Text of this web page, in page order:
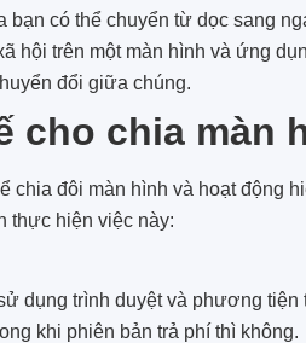
bạn có thể chuyển từ dọc sang
hội trên một màn hình và ứng
đổi giữa chúng.
cho chia màn
đôi màn hình và hoạt động
thực hiện việc này:
dụng trình duyệt và phương tiện
khi phiên bản trả phí thì không.